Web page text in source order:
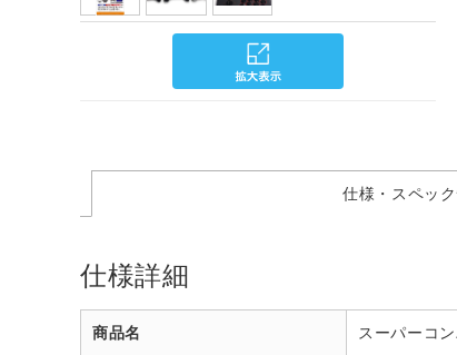
仕様・スペッ
仕様詳細
商品名 スーパーコ